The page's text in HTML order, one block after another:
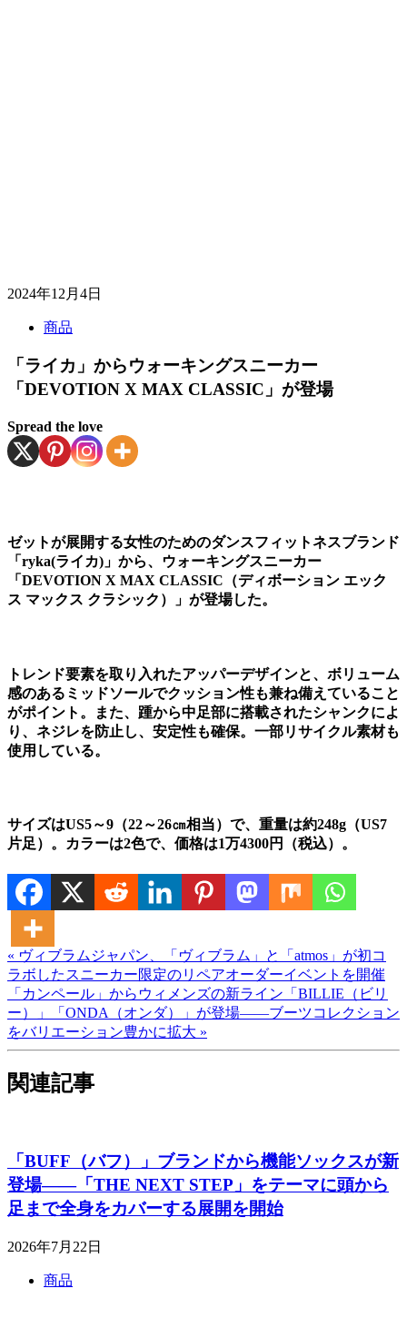
2024年12月4日
商品
「ライカ」からウォーキングスニーカー
「DEVOTION X MAX CLASSIC」が登場
Spread the love
ゼットが展開する女性のためのダンスフィットネスブランド
「ryka(ライカ)」から、ウォーキングスニーカー
「DEVOTION X MAX CLASSIC（ディボーション エック
ス マックス クラシック）」が登場した。
トレンド要素を取り入れたアッパーデザインと、ボリューム
感のあるミッドソールでクッション性も兼ね備えていること
がポイント。また、踵から中足部に搭載されたシャンクによ
り、ネジレを防止し、安定性も確保。一部リサイクル素材も
使用している。
サイズはUS5～9（22～26㎝相当）で、重量は約248g（US7
片足）。カラーは2色で、価格は1万4300円（税込）。
« ヴィブラムジャパン、「ヴィブラム」と「atmos」が初コ
ラボしたスニーカー限定のリペアオーダーイベントを開催
「カンペール」からウィメンズの新ライン「BILLIE（ビリ
ー）」「ONDA（オンダ）」が登場――ブーツコレクション
をバリエーション豊かに拡大 »
関連記事
「BUFF（バフ）」ブランドから機能ソックスが新
登場――「THE NEXT STEP」をテーマに頭から
足まで全身をカバーする展開を開始
2026年7月22日
商品